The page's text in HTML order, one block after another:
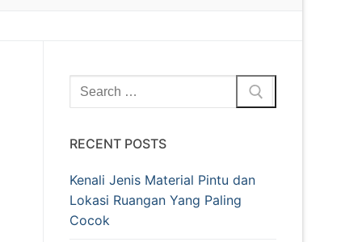
RECENT POSTS
Kenali Jenis Material Pintu dan
Lokasi Ruangan Yang Paling
Cocok